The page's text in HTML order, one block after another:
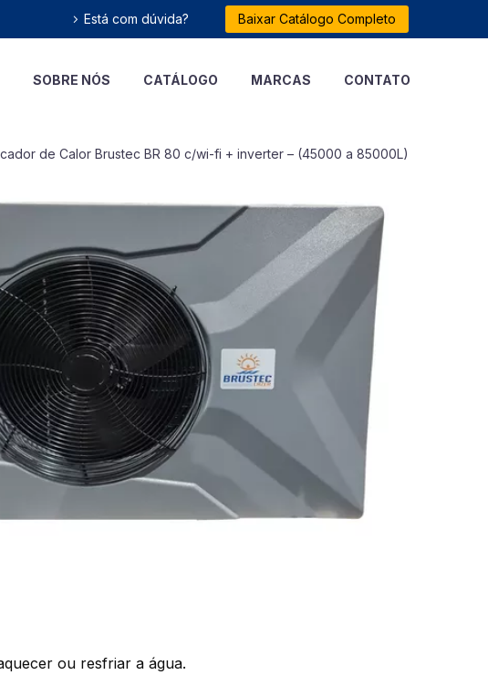
Está com dúvida? Baixar Catálogo Completo
SOBRE NÓS CATÁLOGO MARCAS CONTATO
de Calor Brustec BR 80 c/wi-fi + inverter – (45000 a 85000L)
ou resfriar a água.